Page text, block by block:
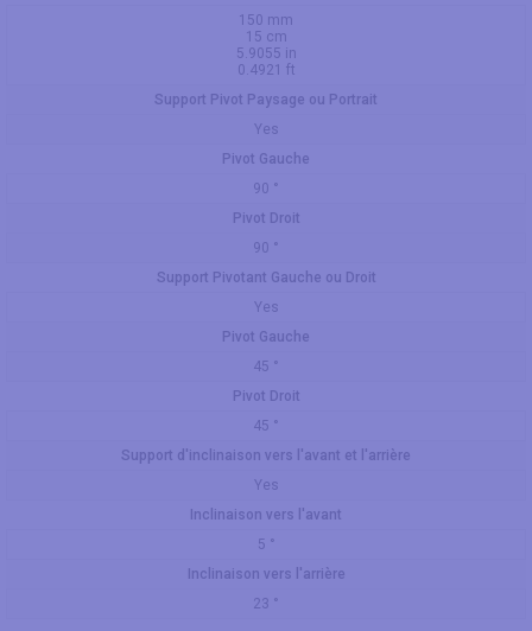
150 mm
15 cm
5.9055 in
0.4921 ft
Support Pivot Paysage ou Portrait
Yes
Pivot Gauche
90 °
Pivot Droit
90 °
Support Pivotant Gauche ou Droit
Yes
Pivot Gauche
45 °
Pivot Droit
45 °
Support d'inclinaison vers l'avant et l'arrière
Yes
Inclinaison vers l'avant
5 °
Inclinaison vers l'arrière
23 °